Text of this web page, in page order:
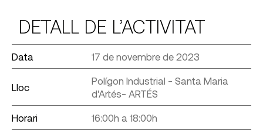
DETALL DE L’ACTIVITAT
Data 17 de novembre de 2023
Lloc
Polígon Industrial - Santa Maria
d'Artés- ARTÉS
Horari 16:00h a 18:00h